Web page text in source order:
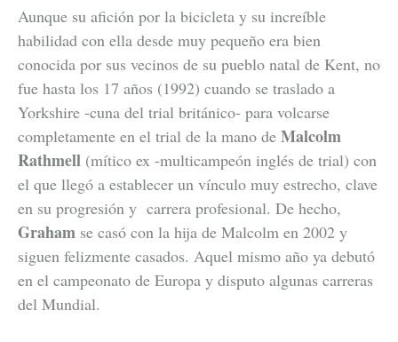
Aunque su afición por la bicicleta y su increíble
habilidad con ella desde muy pequeño era bien
conocida por sus vecinos de su pueblo natal de Kent, no
fue hasta los 17 años (1992) cuando se traslado a
Yorkshire -cuna del trial británico- para volcarse
completamente en el trial de la mano de Malcolm
Rathmell (mítico ex -multicampeón inglés de trial) con
el que llegó a establecer un vínculo muy estrecho, clave
en su progresión y carrera profesional. De hecho,
Graham se casó con la hija de Malcolm en 2002 y
siguen felizmente casados. Aquel mismo año ya debutó
en el campeonato de Europa y disputo algunas carreras
del Mundial.